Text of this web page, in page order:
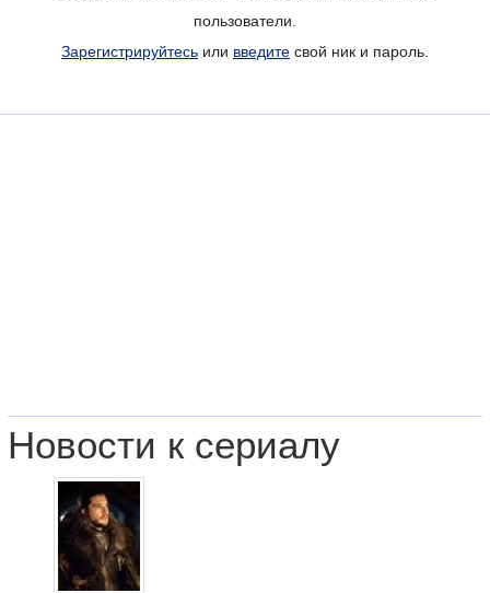
пользователи.
Зарегистрируйтесь или введите свой ник и пароль.
Новости к сериалу